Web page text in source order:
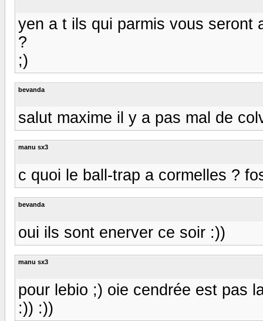
yen a t ils qui parmis vous seront
?
;)
bevanda
salut maxime il y a pas mal de
manu sx3
c quoi le ball-trap a cormelles ?
bevanda
oui ils sont enerver ce soir :))
manu sx3
pour lebio ;) oie cendrée est pas
:)) :))